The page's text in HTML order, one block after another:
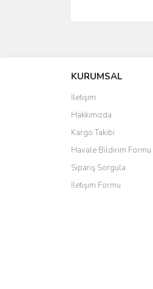
kamera ile 24
Barış Başaran | 04/
hızlı güvenli bir
Yalçın Kaya | 20/06/
KURUMSAL
İletişim
Hakkımızda
Kargo Takibi
Havale Bildirim Formu
Sipariş Sorgula
İletişim Formu